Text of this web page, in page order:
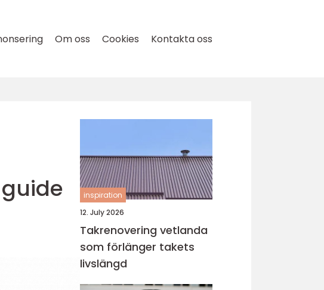
Om oss Cookies Kontakta oss
inspiration
12. July 2026
Takrenovering vetlanda
som förlänger takets
livslängd